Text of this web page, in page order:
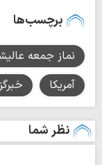
برچسب‌ها
نماز جمعه
آمریکا
نظر شما